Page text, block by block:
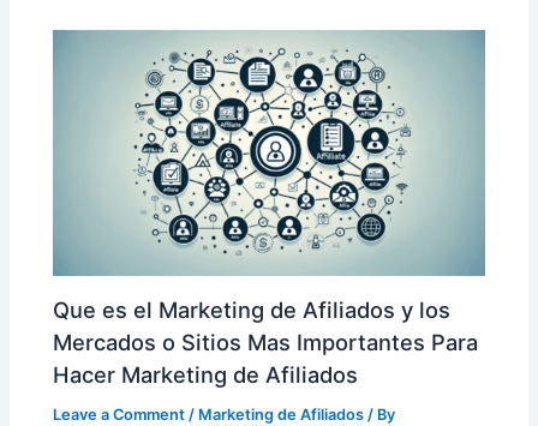
Que es el Marketing de Afiliados y los
Mercados o Sitios Mas Importantes Para
Hacer Marketing de Afiliados
Leave a Comment / Marketing de Afiliados / By